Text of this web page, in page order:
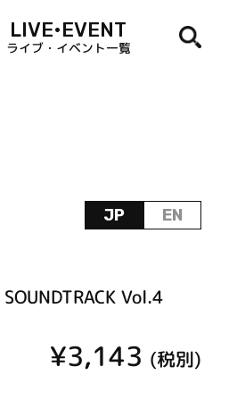
LIVE•EVENT
ライブ・イベント一覧
JP EN
Vol.4
¥3,143 (税別)